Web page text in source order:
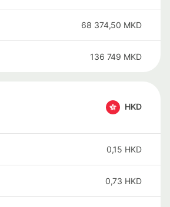
68 374,50 MKD
136 749 MKD
HKD
0,15 HKD
0,73 HKD